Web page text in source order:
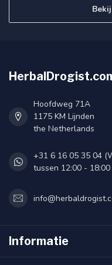
Hoofdweg 71A
1175 KM Lijnden
the Netherlands
+31 6 16 05 35 04
tussen 12:00 - 18:00
Informatie